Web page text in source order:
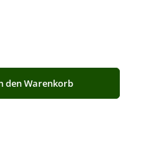
Wert ein oder benutze die
den Warenkorb